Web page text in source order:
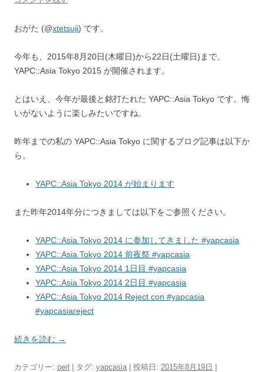
おがた (@xtetsuji) です。
今年も、2015年8月20日(木曜日)から22日(土曜日)まで、
YAPC::Asia Tokyo 2015 が開催されます。
とはいえ、今年が最後と銘打たれた YAPC::Asia Tokyo です。悔
いがないように楽しみたいですね。
昨年までの私の YAPC::Asia Tokyo に関するブログ記事は以下か
ら。
YAPC::Asia Tokyo 2014 が始まります
また昨年2014年分につきましては以下をご参照ください。
YAPC::Asia Tokyo 2014 に参加してきました #yapcasia
YAPC::Asia Tokyo 2014 前夜祭 #yapcasia
YAPC::Asia Tokyo 2014 1日目 #yapcasia
YAPC::Asia Tokyo 2014 2日目 #yapcasia
YAPC::Asia Tokyo 2014 Reject con #yapcasia
#yapcasiareject
続きを読む →
カテゴリー: perl | タグ: yapcasia | 投稿日: 2015年8月19日